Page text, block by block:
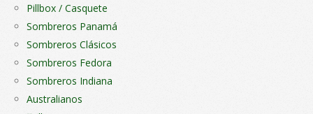
Pillbox / Casquete
Sombreros Panamá
Sombreros Clásicos
Sombreros Fedora
Sombreros Indiana
Australianos